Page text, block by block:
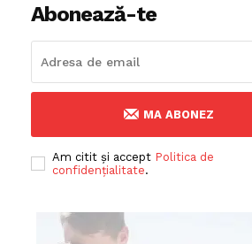
Abonează-te
MA ABONEZ
Am citit și accept Politica de
confidențialitate.